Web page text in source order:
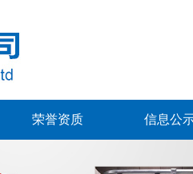
荣誉资质 信息公